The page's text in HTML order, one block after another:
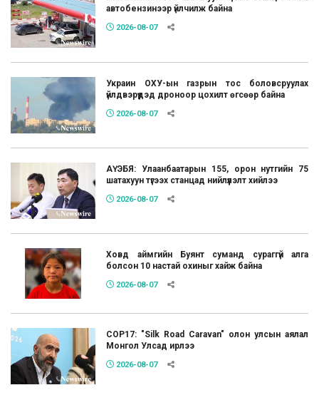
автобензинээр үйлчилж байна
2026-08-07
Украин ОХУ-ын газрын тос боловсруулах
үйлдвэрүүдэд дроноор цохилт өгсөөр байна
2026-08-07
АҮЭБЯ: Улаанбаатарын 155, орон нутгийн 75
шатахуун түгээх станцад нийлүүлэлт хийлээ
2026-08-07
Ховд аймгийн Буянт суманд сураггүй алга
болсон 10 настай охиныг хайж байна
2026-08-07
COP17: "Silk Road Caravan" олон улсын аялал
Монгол Улсад ирлээ
2026-08-07